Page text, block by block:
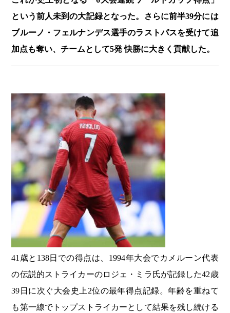
という前人未到の大記録となった。さらに前半39分には
ブルーノ・フェルナンデス選手のラストパスを受けて追
加点も奪い、チームとして5発 快勝に大きく貢献した。
41歳と138日での得点は、1994年大会でカメルーン代表
の伝説的ストライカーのロジェ・ミラ氏が記録した42歳
39日に次ぐ大会史上2位の最年得点記録。年齢を重ねて
も第一線でトップストライカーとして結果を残し続ける